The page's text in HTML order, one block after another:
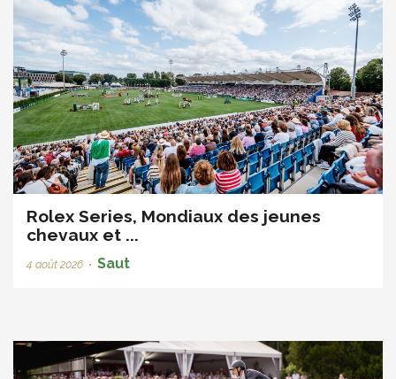
Rolex Series, Mondiaux des jeunes
chevaux et ...
4 août 2026 • Saut